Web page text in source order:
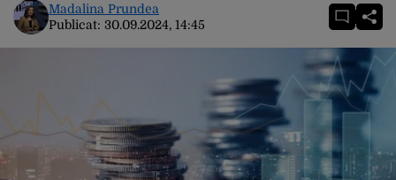
Madalina Prundea
Publicat: 30.09.2024, 14:45